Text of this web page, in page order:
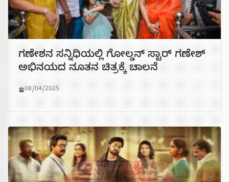
ಗಣೇಶನ ಸನ್ನಿಧಿಯಲ್ಲಿ ಗೋಲ್ಡನ್ ಸ್ಟಾರ್ ಗಣೇಶ್
ಅಭಿನಯದ ನೂತನ ಚಿತ್ರಕ್ಕೆ ಚಾಲನೆ
08/04/2025